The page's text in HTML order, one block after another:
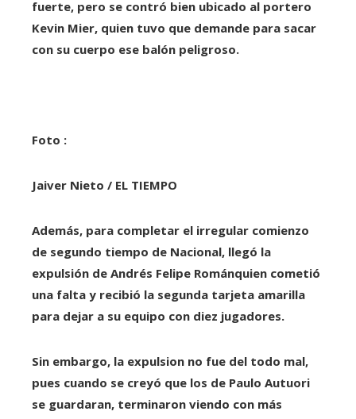
fuerte, pero se contró bien ubicado al portero
Kevin Mier, quien tuvo que demande para sacar
con su cuerpo ese balón peligroso.
Foto :
Jaiver Nieto / EL TIEMPO
Además, para completar el irregular comienzo
de segundo tiempo de Nacional, llegó la
expulsión de Andrés Felipe Románquien cometió
una falta y recibió la segunda tarjeta amarilla
para dejar a su equipo con diez jugadores.
Sin embargo, la expulsion no fue del todo mal,
pues cuando se creyó que los de Paulo Autuori
se guardaran, terminaron viendo con más